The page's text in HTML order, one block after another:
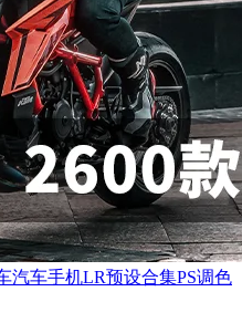
汽车手机LR预设合集PS调色